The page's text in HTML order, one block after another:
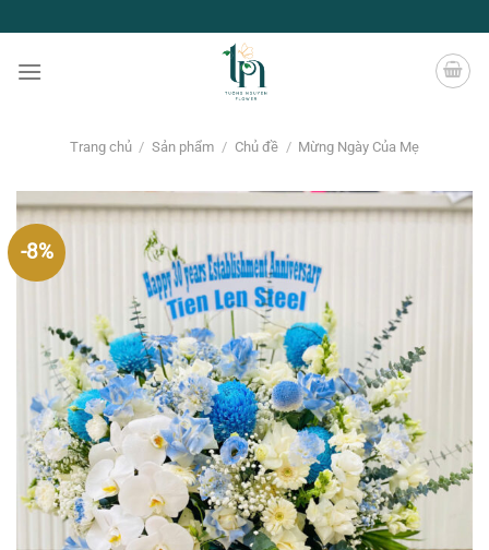
đến
nội
Trang chủ / Sản phẩm / Chủ đề / Mừng Ngày Của Mẹ
-8%